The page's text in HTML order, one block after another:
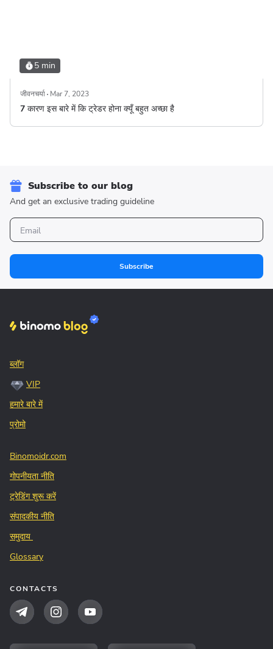
5 min
जीवनचर्या Mar 7, 2023
7 कारण इस बारे में कि ट्रेडर होना क्यूँ बहुत अच्छा है
Subscribe to our blog
And get an exclusive trading guideline
Subscribe
ब्लॉग
VIP
हमारे बारे में
प्रोमो
Binomoidr.com
गोपनीयता नीति
ट्रेडिंग शुरू करें
संपादकीय नीति
समुदाय
Glossary
CONTACTS